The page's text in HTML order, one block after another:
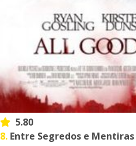
5.80
8. Entre Segredos e Mentiras